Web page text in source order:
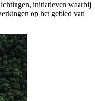
initiatieven waarbij
op het gebied van